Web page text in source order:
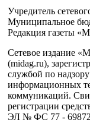
Учредитель
Муниципальное
Редакция газеты
Сетевое издание
(midag.ru),
службой по
информационных
коммуникаций.
регистрации
ЭЛ № ФС 77 - 69872